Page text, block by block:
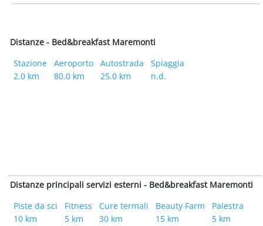
Distanze - Bed&breakfast Maremonti
Stazione
2.0 km
Aeroporto
80.0 km
Autostrada
25.0 km
Spiaggia
n.d.
Distanze principali servizi esterni - Bed&breakfast Maremonti
Piste da sci
10 km
Fitness
5 km
Cure termali
30 km
Beauty Farm
15 km
Palestra
5 km